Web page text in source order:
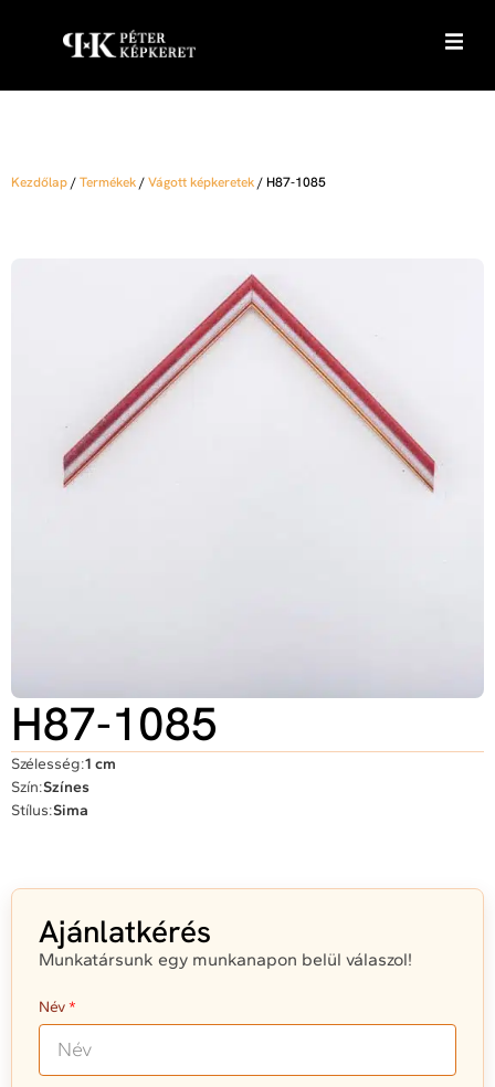
Kezdőlap/Termékek/Vágott képkeretek/H87-1085
H87-1085
Szélesség:1 cm
Szín:Színes
Stílus:Sima
Ajánlatkérés
Munkatársunk egy munkanapon belül válaszol!
Név